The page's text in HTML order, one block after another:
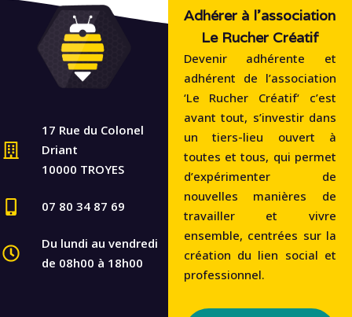
17 Rue du Colonel
Driant
10000 TROYES
07 80 34 87 69
Du lundi au vendredi
de 08h00 à 18h00
Adhérer à l'association
Le Rucher Créatif
Devenir adhérente et
adhérent de l’association
‘Le Rucher Créatif‘ c’est
avant tout, s’investir dans
un tiers-lieu ouvert à
toutes et tous, qui permet
d’expérimenter de
nouvelles manières de
travailler et vivre
ensemble, centrées sur la
création du lien social et
professionnel.